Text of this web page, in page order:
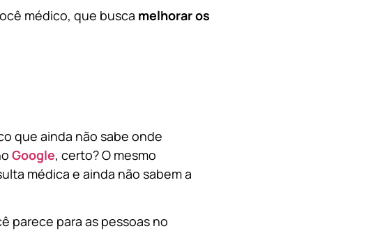
médico, que busca melhorar os
que ainda não sabe onde
Google, certo? O mesmo
médica e ainda não sabem a
parece para as pessoas no